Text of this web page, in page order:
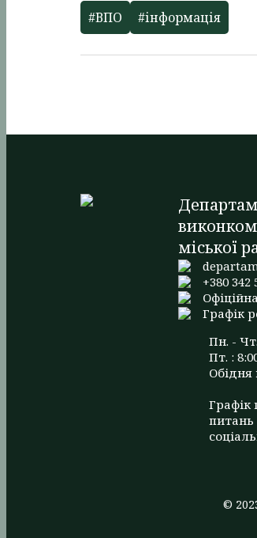
#ВПО #інформація
міської
+380 342
Графік
Пн. -
Пт. :
Обідня
Графік
питань
©